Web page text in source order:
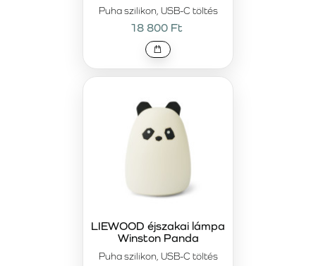
Puha szilikon, USB-C töltés
18 800 Ft
Puha szilikon, USB-C töltés
LIEWOOD éjszakai lámpa
Winston Panda